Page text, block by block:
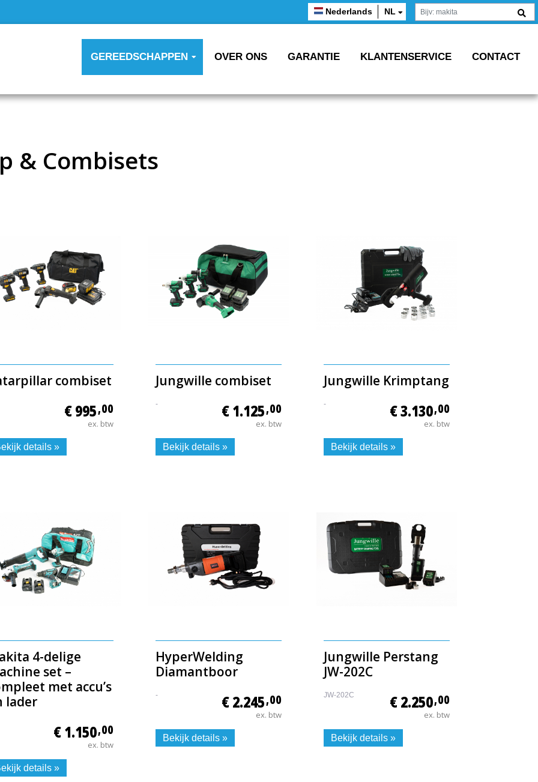
Nederlands NL
GEREEDSCHAPPEN OVER ONS GARANTIE KLANTENSERVICE CONTACT
& Combisets
combiset
€ 995,00
ex. btw
details »
Jungwille combiset
- € 1.125,00
ex. btw
Bekijk details »
Jungwille Krimptang
- € 3.130,00
ex. btw
Bekijk details »
4-delige
set –
met accu’s
lader
€ 1.150,00
ex. btw
details »
HyperWelding
Diamantboor
- € 2.245,00
ex. btw
Bekijk details »
Jungwille Perstang
JW-202C
JW-202C € 2.250,00
ex. btw
Bekijk details »